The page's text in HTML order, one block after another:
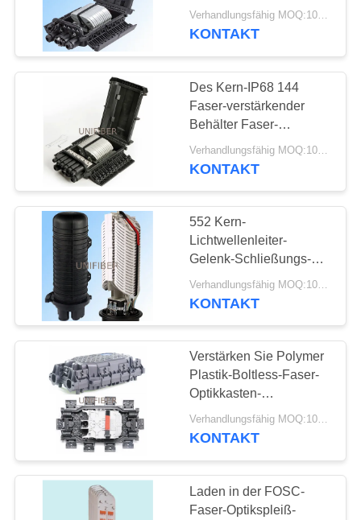
Kapazität 144F installiert
mit 12 verstärkenden
Verhandlungsfähig MOQ:10pcs
KONTAKT
Des Kern-IP68 144
Faser-verstärkender
Behälter Faser-
Optikverbindungs-des
Kasten-12*12 mit
KONTAKT
552 Kern-
Lichtwellenleiter-
Gelenk-Schließungs-
Wand-Pole-
Lufteinsteigeloch
KONTAKT
Verstärken Sie Polymer
Plastik-Boltless-Faser-
Optikkasten-
mechanische Dichtung
mit Gummischutz
Verhandlungsfähig MOQ:10pcs
KONTAKT
Laden in der FOSC-
Faser-Optikspleiß-